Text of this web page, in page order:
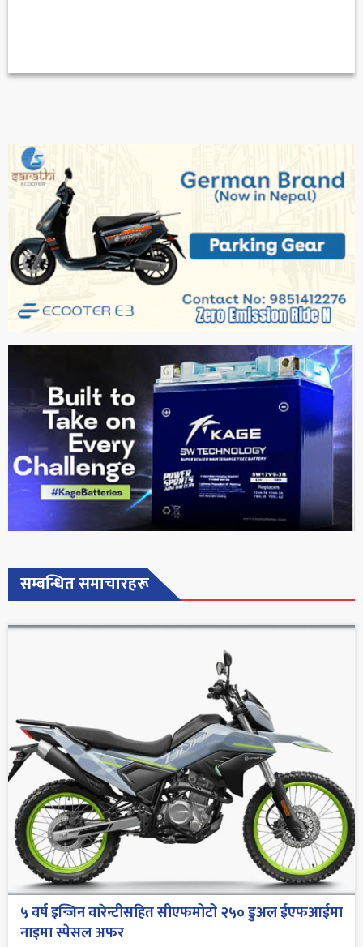
सम्बन्धित समाचारहरू
५ वर्ष इन्जिन वारेन्टीसहित सीएफमोटो २५० डुअल ईएफआईमा
नाइमा स्पेसल अफर